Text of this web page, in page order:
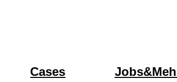
Cases